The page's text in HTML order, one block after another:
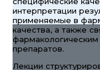
интерпретации
применяемые в
качества, а также
препаратов.
Лекции